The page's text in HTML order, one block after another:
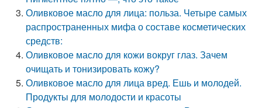
Оливковое масло для лица: польза. Четыре самых
распространенных мифа о составе косметических
средств:
Оливковое масло для кожи вокруг глаз. Зачем
очищать и тонизировать кожу?
Оливковое масло для лица вред. Ешь и молодей.
Продукты для молодости и красоты